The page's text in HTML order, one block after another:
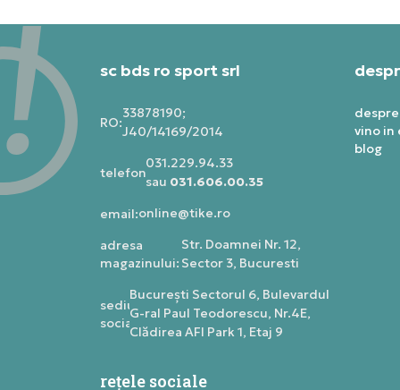
sc bds ro sport srl
RO:
33878190;
J40/14169/2014
telefon:
031.229.94.33
sau 031.606.00.35
email:online@tike.ro
adresa
magazinului:
Str. Doamnei Nr. 12,
Sector 3, Bucuresti
sediu
social:
Bucureşti Sectorul 6, Bulevardul
G-ral Paul Teodorescu, Nr.4E,
Clădirea AFI Park 1, Etaj 9
vino in
blog
rețele sociale